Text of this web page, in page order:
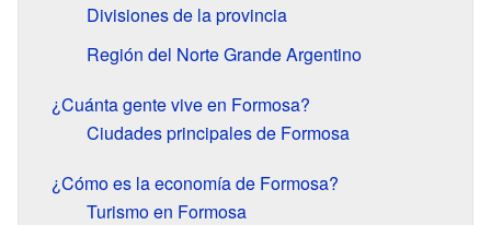
Divisiones de la provincia
Región del Norte Grande Argentino
¿Cuánta gente vive en Formosa?
Ciudades principales de Formosa
¿Cómo es la economía de Formosa?
Turismo en Formosa